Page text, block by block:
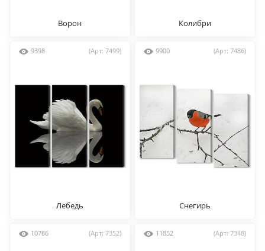
Ворон Колибри
9398 (Арт: 7499)
Лебедь
9900 (Арт: 7486)
Снегирь
10786 (Арт: 7352) 11852 (Арт: 7348)